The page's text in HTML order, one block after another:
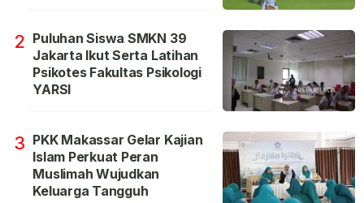
2 Puluhan Siswa SMKN 39
Jakarta Ikut Serta Latihan
Psikotes Fakultas Psikologi
YARSI
3 PKK Makassar Gelar Kajian
Islam Perkuat Peran
Muslimah Wujudkan
Keluarga Tangguh